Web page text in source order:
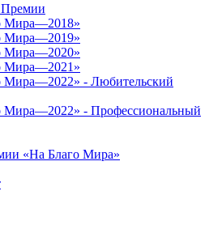
Премии
Мира—2018»
Мира—2019»
Мира—2020»
Мира—2021»
Мира—2022» - Любительский
Мира—2022» - Профессиональный
«На Благо Мира»